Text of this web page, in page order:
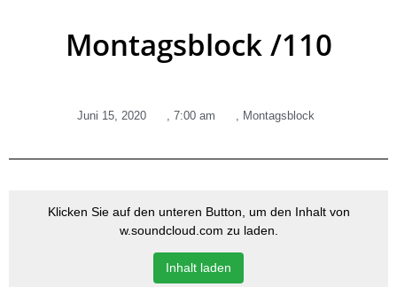
Montagsblock /110
Juni 15, 2020 , 7:00 am , Montagsblock
Klicken Sie auf den unteren Button, um den Inhalt von
w.soundcloud.com zu laden.
Inhalt laden